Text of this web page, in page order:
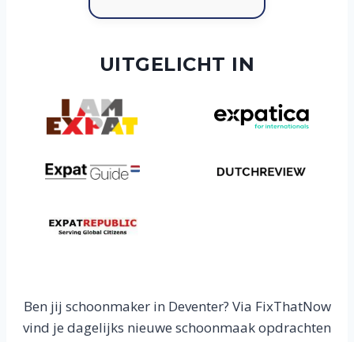
UITGELICHT IN
Ben jij schoonmaker in Deventer? Via FixThatNow
vind je dagelijks nieuwe schoonmaak opdrachten